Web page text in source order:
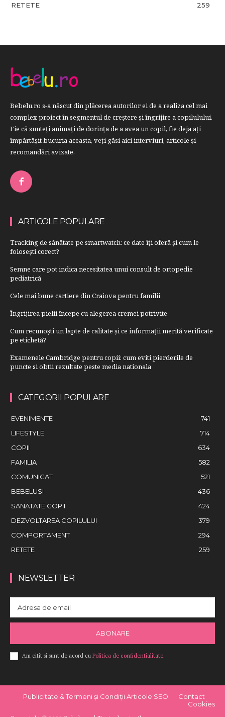
RETETE
259
Bebelu.ro s-a născut din plăcerea autorilor ei de a realiza cel mai
complex proiect în segmentul de creştere şi îngrijire a copilulului.
Fie că sunteţi animaţi de dorinţa de a avea un copil, fie deja aţi
împărtăşit bucuria aceasta, veți găsi aici interviuri, articole şi
recomandări avizate.
ARTICOLE POPULARE
Tracking de sănătate pe smartwatch: ce date îți oferă și cum le
folosești corect?
Semne care pot indica necesitatea unui consult de ortopedie
pediatrică
Cele mai bune cartiere din Craiova pentru familii
Îngrijirea pielii începe cu alegerea cremei potrivite
Cum recunoști un lapte de calitate și ce informații merită verificate
pe etichetă?
Examenele Cambridge pentru copii: cum eviti pierderile de
puncte si obtii rezultate peste media nationala
CATEGORII POPULARE
EVENIMENTE
741
LIFESTYLE
714
COPII
634
FAMILIA
582
COMUNICAT
521
BEBELUSI
436
SANATATE COPII
424
DEZVOLTAREA COPILULUI
379
COMPORTAMENT
294
RETETE
259
NEWSLETTER
ABONARE
Am citit si sunt de acord cu Politica de confidentialitate.
Publicitate & Termeni și Condiții Articole SEO
Contact
Cookies